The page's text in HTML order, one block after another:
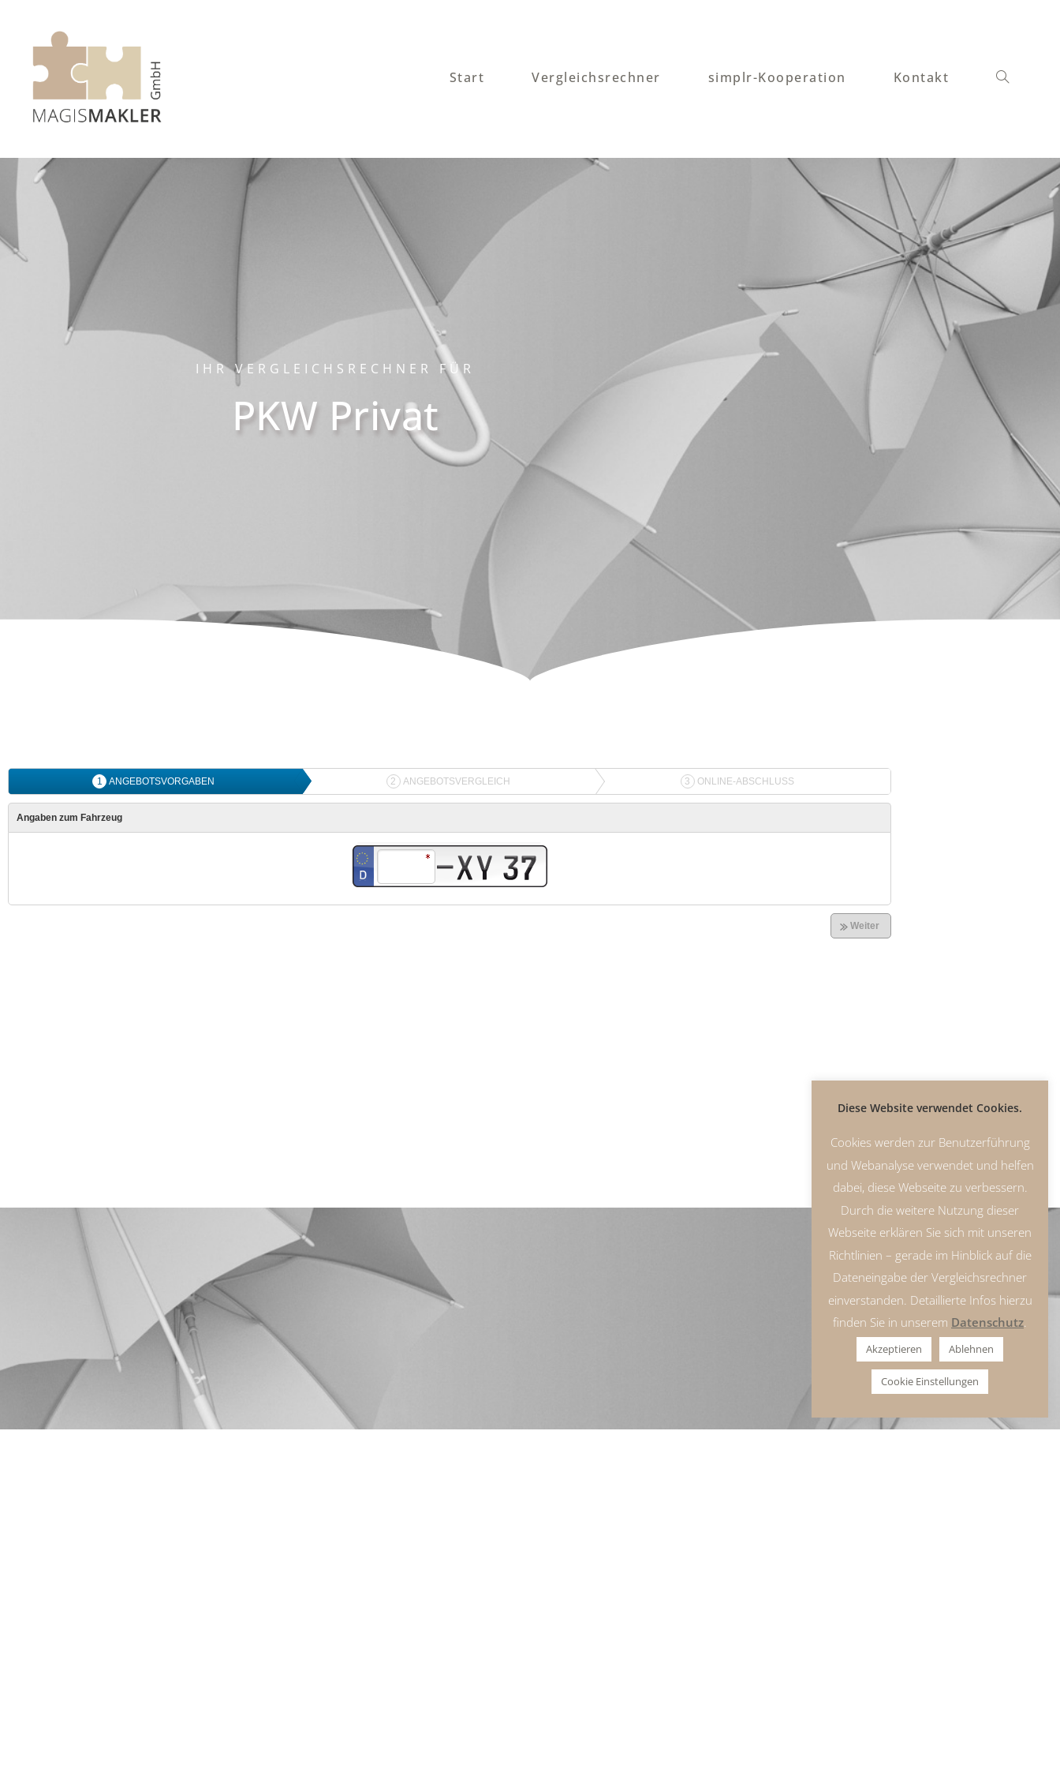
Start Vergleichsrechner simplr-Kooperation Kontakt
IHR VERGLEICHSRECHNER FÜR
PKW Privat
Diese Website verwendet Cookies.
Cookies werden zur Benutzerführung
und Webanalyse verwendet und helfen
dabei, diese Webseite zu verbessern.
Durch die weitere Nutzung dieser
Webseite erklären Sie sich mit unseren
Richtlinien – gerade im Hinblick auf die
Dateneingabe der Vergleichsrechner
einverstanden. Detaillierte Infos hierzu
finden Sie in unserem Datenschutz.
Akzeptieren Ablehnen
Cookie Einstellungen